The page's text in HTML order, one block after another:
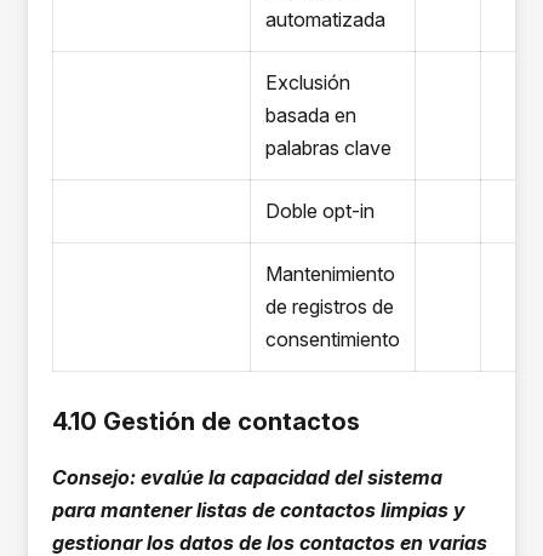
automatizada
Exclusión
basada en
palabras clave
Doble opt-in
Mantenimiento
de registros de
consentimiento
4.10 Gestión de contactos
Consejo: evalúe la capacidad del sistema
para mantener listas de contactos limpias y
gestionar los datos de los contactos en varias